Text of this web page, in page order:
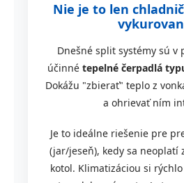
Nie je to len
Dnešné split systémy sú v
účinné tepelné čerpadlá
Dokážu "zbierať" teplo z
a ohrievať ním
Je to ideálne riešenie pre
(jar/jeseň), kedy sa neoplatí
kotol. Klimatizáciou si